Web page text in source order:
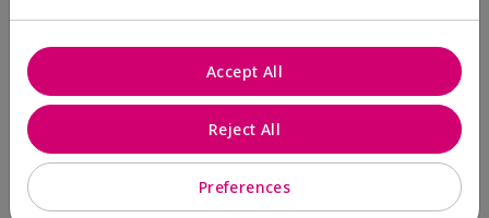
Preferences
Reject All
Accept All